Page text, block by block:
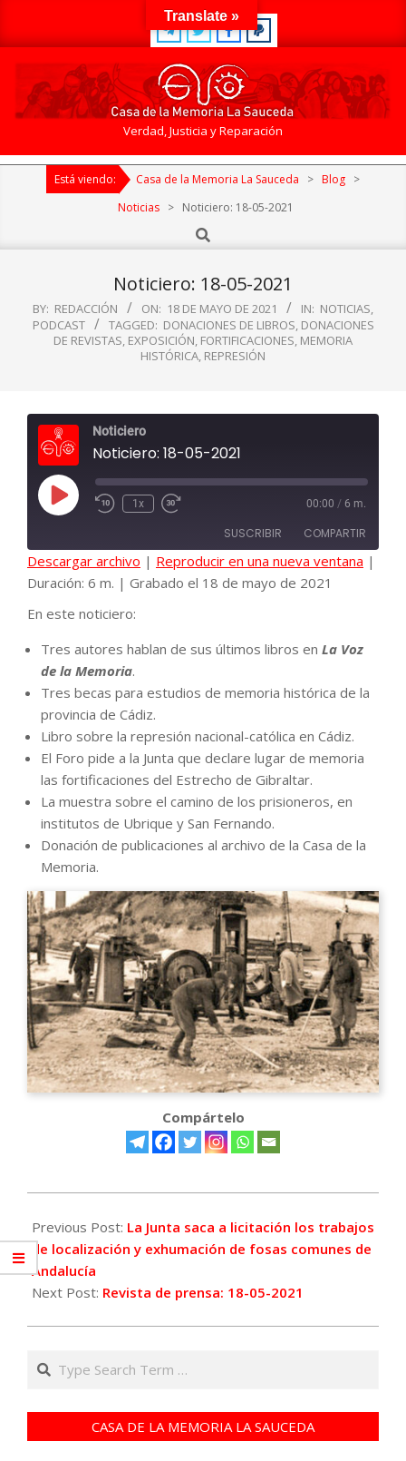
de
Sauceda
Verdad, Justicia y Reparación
Primary
NavigationEstá viendo: Casa de la Memoria La Sauceda > Blog >
Noticias > Noticiero: 18-05-2021
Search
Noticiero: 18-05-2021
BY: REDACCIÓN ON: 18 DE MAYO DE 2021 IN: NOTICIAS,
PODCAST
TAGGED: DONACIONES DE LIBROS, DONACIONES
DE REVISTAS, EXPOSICIÓN, FORTIFICACIONES, MEMORIA
HISTÓRICA, REPRESIÓN
Noticiero
Noticiero: 18-05-2021
Reproducir
episodio
1x 00:00 / 6 m.
SUSCRIBIR COMPARTIR
FEED RSS
COMPAR
TIR
ENLACE
INCRUST
AR
Descargar archivo | Reproducir en una nueva ventana |
Duración: 6 m. | Grabado el 18 de mayo de 2021
En este noticiero:
Tres autores hablan de sus últimos libros en La Voz
de la Memoria.
Tres becas para estudios de memoria histórica de la
provincia de Cádiz.
Libro sobre la represión nacional-católica en Cádiz.
El Foro pide a la Junta que declare lugar de memoria
las fortificaciones del Estrecho de Gibraltar.
La muestra sobre el camino de los prisioneros, en
institutos de Ubrique y San Fernando.
Donación de publicaciones al archivo de la Casa de la
Memoria.
Compártelo
05-
18
Previous Post: La Junta saca a licitación los trabajos
de localización y exhumación de fosas comunes de
Andalucía
Next Post: Revista de prensa: 18-05-2021
Search
CASA DE LA MEMORIA LA SAUCEDA
Translate »